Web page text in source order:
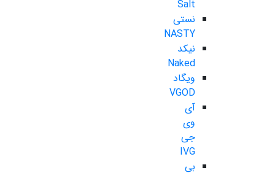
Salt
نستی
NASTY
نیکد
Naked
ویگاد
VGOD
آی
وی
جی
IVG
بی